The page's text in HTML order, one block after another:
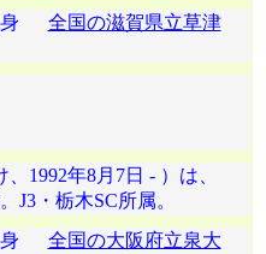
身 全国の滋賀県立草津
1992年8月7日 - ）は、
J3・栃木SC所属。
身 全国の大阪府立泉大